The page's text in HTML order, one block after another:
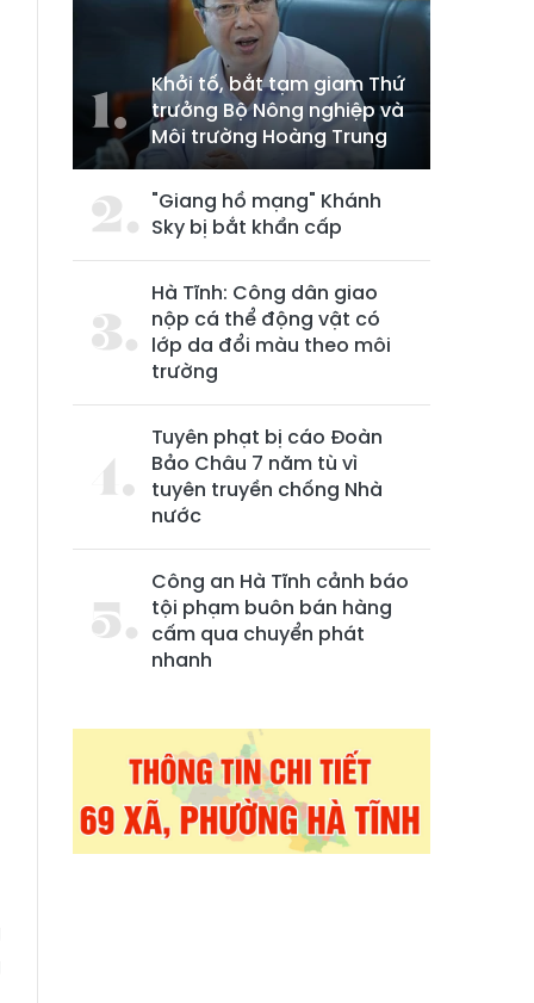
Khởi tố, bắt tạm giam Thứ
trưởng Bộ Nông nghiệp và
Môi trường Hoàng Trung
"Giang hồ mạng" Khánh
Sky bị bắt khẩn cấp
Hà Tĩnh: Công dân giao
nộp cá thể động vật có
lớp da đổi màu theo môi
trường
Tuyên phạt bị cáo Đoàn
Bảo Châu 7 năm tù vì
tuyên truyền chống Nhà
nước
Công an Hà Tĩnh cảnh báo
tội phạm buôn bán hàng
cấm qua chuyển phát
nhanh